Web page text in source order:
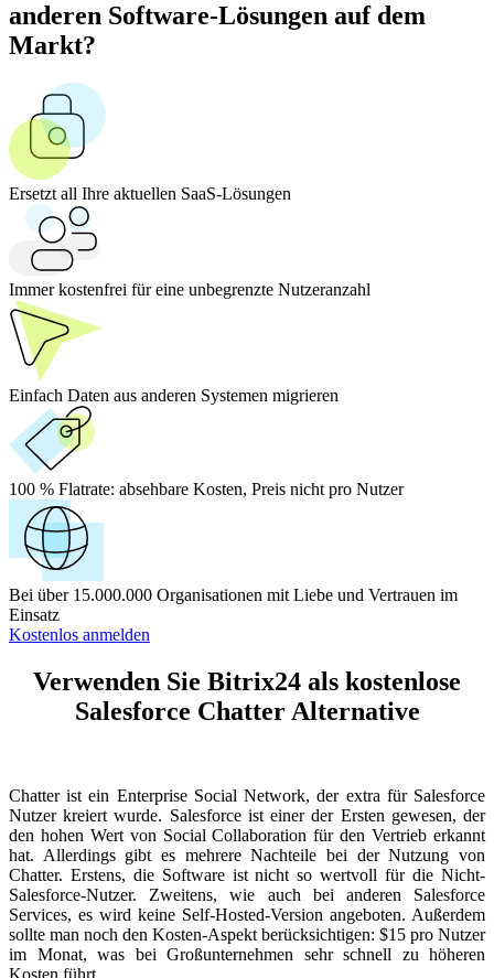
anderen Software-Lösungen auf dem
Markt?
Ersetzt all Ihre aktuellen SaaS-Lösungen
Immer kostenfrei für eine unbegrenzte Nutzeranzahl
Einfach Daten aus anderen Systemen migrieren
100 % Flatrate: absehbare Kosten, Preis nicht pro Nutzer
Bei über 15.000.000 Organisationen mit Liebe und Vertrauen im
Einsatz
Kostenlos anmelden
Verwenden Sie Bitrix24 als kostenlose
Salesforce Chatter Alternative
Chatter ist ein Enterprise Social Network, der extra für Salesforce
Nutzer kreiert wurde. Salesforce ist einer der Ersten gewesen, der
den hohen Wert von Social Collaboration für den Vertrieb erkannt
hat. Allerdings gibt es mehrere Nachteile bei der Nutzung von
Chatter. Erstens, die Software ist nicht so wertvoll für die Nicht-
Salesforce-Nutzer. Zweitens, wie auch bei anderen Salesforce
Services, es wird keine Self-Hosted-Version angeboten. Außerdem
sollte man noch den Kosten-Aspekt berücksichtigen: $15 pro Nutzer
im Monat, was bei Großunternehmen sehr schnell zu höheren
Kosten führt.